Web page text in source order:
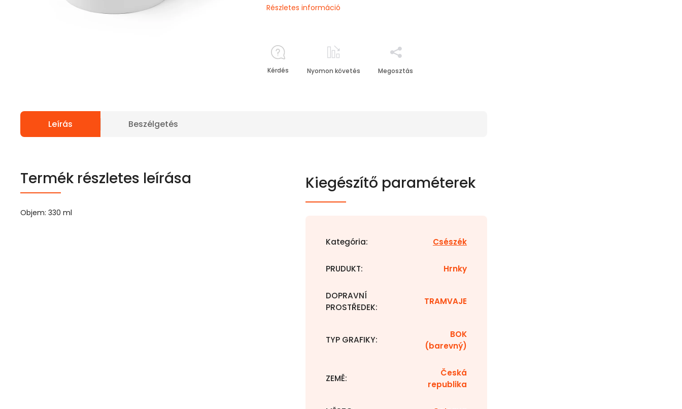
Részletes információ
Kérdés Nyomon követés Megosztás
Leírás Beszélgetés
Termék részletes leírása
Objem: 330 ml
Kiegészítő paraméterek
Kategória: Csészék
PRUDUKT: Hrnky
DOPRAVNÍ
PROSTŘEDEK:
TRAMVAJE
TYP GRAFIKY:
BOK
(barevný)
ZEMĚ:
Česká
republika